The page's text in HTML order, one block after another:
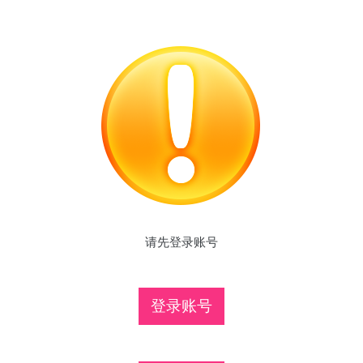
请先登录账号
登录账号